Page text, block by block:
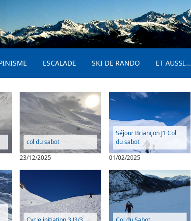
Aller au contenu principal
ESCALADE SKI DE RANDO ET AUSSI...
col du sabot
23/12/2025
Séjour Briançon J1 Col
du sabot
01/02/2025